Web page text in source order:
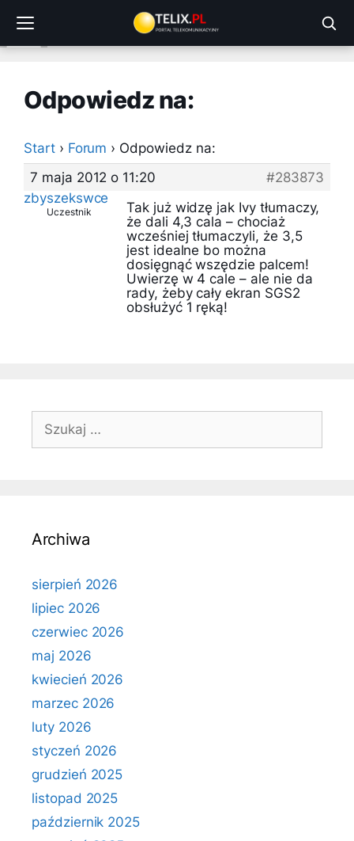
treści
Odpowiedz na:
Start › Forum › Odpowiedz na:
7 maja 2012 o 11:20
#283873
zbyszekswce
Uczestnik
Tak już widzę jak Ivy tłumaczy,
że dali 4,3 cala – chociaż
wcześniej tłumaczyli, że 3,5
jest idealne bo można
dosięgnąć wszędzie palcem!
Uwierzę w 4 cale – ale nie da
rady, żeby cały ekran SGS2
obsłużyć 1 ręką!
Szukaj:
Archiwa
sierpień 2026
lipiec 2026
czerwiec 2026
maj 2026
kwiecień 2026
marzec 2026
luty 2026
styczeń 2026
grudzień 2025
listopad 2025
październik 2025